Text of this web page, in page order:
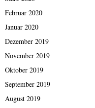
Februar 2020
Januar 2020
Dezember 2019
November 2019
Oktober 2019
September 2019
August 2019